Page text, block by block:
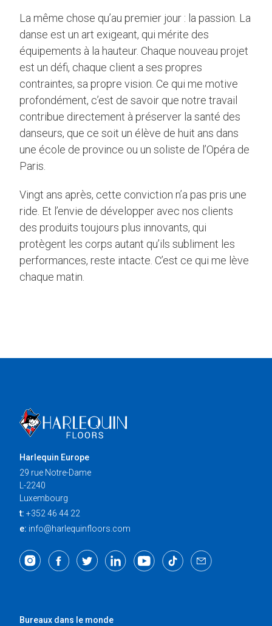
La même chose qu’au premier jour : la passion. La
danse est un art exigeant, qui mérite des
équipements à la hauteur. Chaque nouveau projet
est un défi, chaque client a ses propres
contraintes, sa propre vision. Ce qui me motive
profondément, c’est de savoir que notre travail
contribue directement à préserver la santé des
danseurs, que ce soit un élève de huit ans dans
une école de province ou un soliste de l’Opéra de
Paris.
Vingt ans après, cette conviction n’a pas pris une
ride. Et l’envie de développer avec nos clients
des produits toujours plus innovants, qui
protègent les corps autant qu’ils subliment les
performances, reste intacte. C’est ce qui me lève
chaque matin.
Harlequin Europe
29 rue Notre-Dame
L-2240
Luxembourg
t: +352 46 44 22
e: info@harlequinfloors.com
Bureaux dans le monde